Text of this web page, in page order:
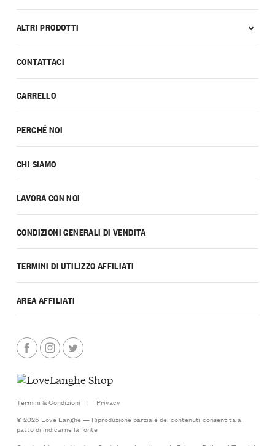
CONTATTACI
CARRELLO
PERCHÉ NOI
CHI SIAMO
LAVORA CON NOI
CONDIZIONI GENERALI DI VENDITA
TERMINI DI UTILIZZO AFFILIATI
AREA AFFILIATI
ALTRI PRODOTTI
Termini & Condizioni |
Privacy
© 2026 Love Langhe — Riproduzione parziale dei contenuti consentita a
patto di indicarne la fonte